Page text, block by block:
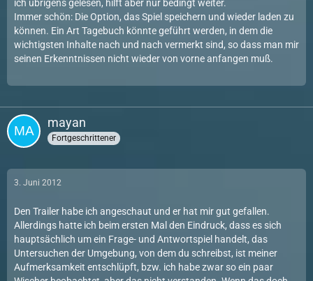
ich übrigens gelesen, hilft aber nur bedingt weiter.
Immer schön: Die Option, das Spiel speichern und wieder laden zu
können. Ein Art Tagebuch könnte geführt werden, in dem die
wichtigsten Inhalte nach und nach vermerkt sind, so dass man mir
seinen Erkenntnissen nicht wieder von vorne anfangen muß.
mayan
Fortgeschrittener
3. Juni 2012
Den Trailer habe ich angeschaut und er hat mir gut gefallen.
Allerdings hatte ich beim ersten Mal den Eindruck, dass es sich
hauptsächlich um ein Frage- und Antwortspiel handelt, das
Untersuchen der Umgebung, von dem du schreibst, ist meiner
Aufmerksamkeit entschlüpft, bzw. ich habe zwar so ein paar